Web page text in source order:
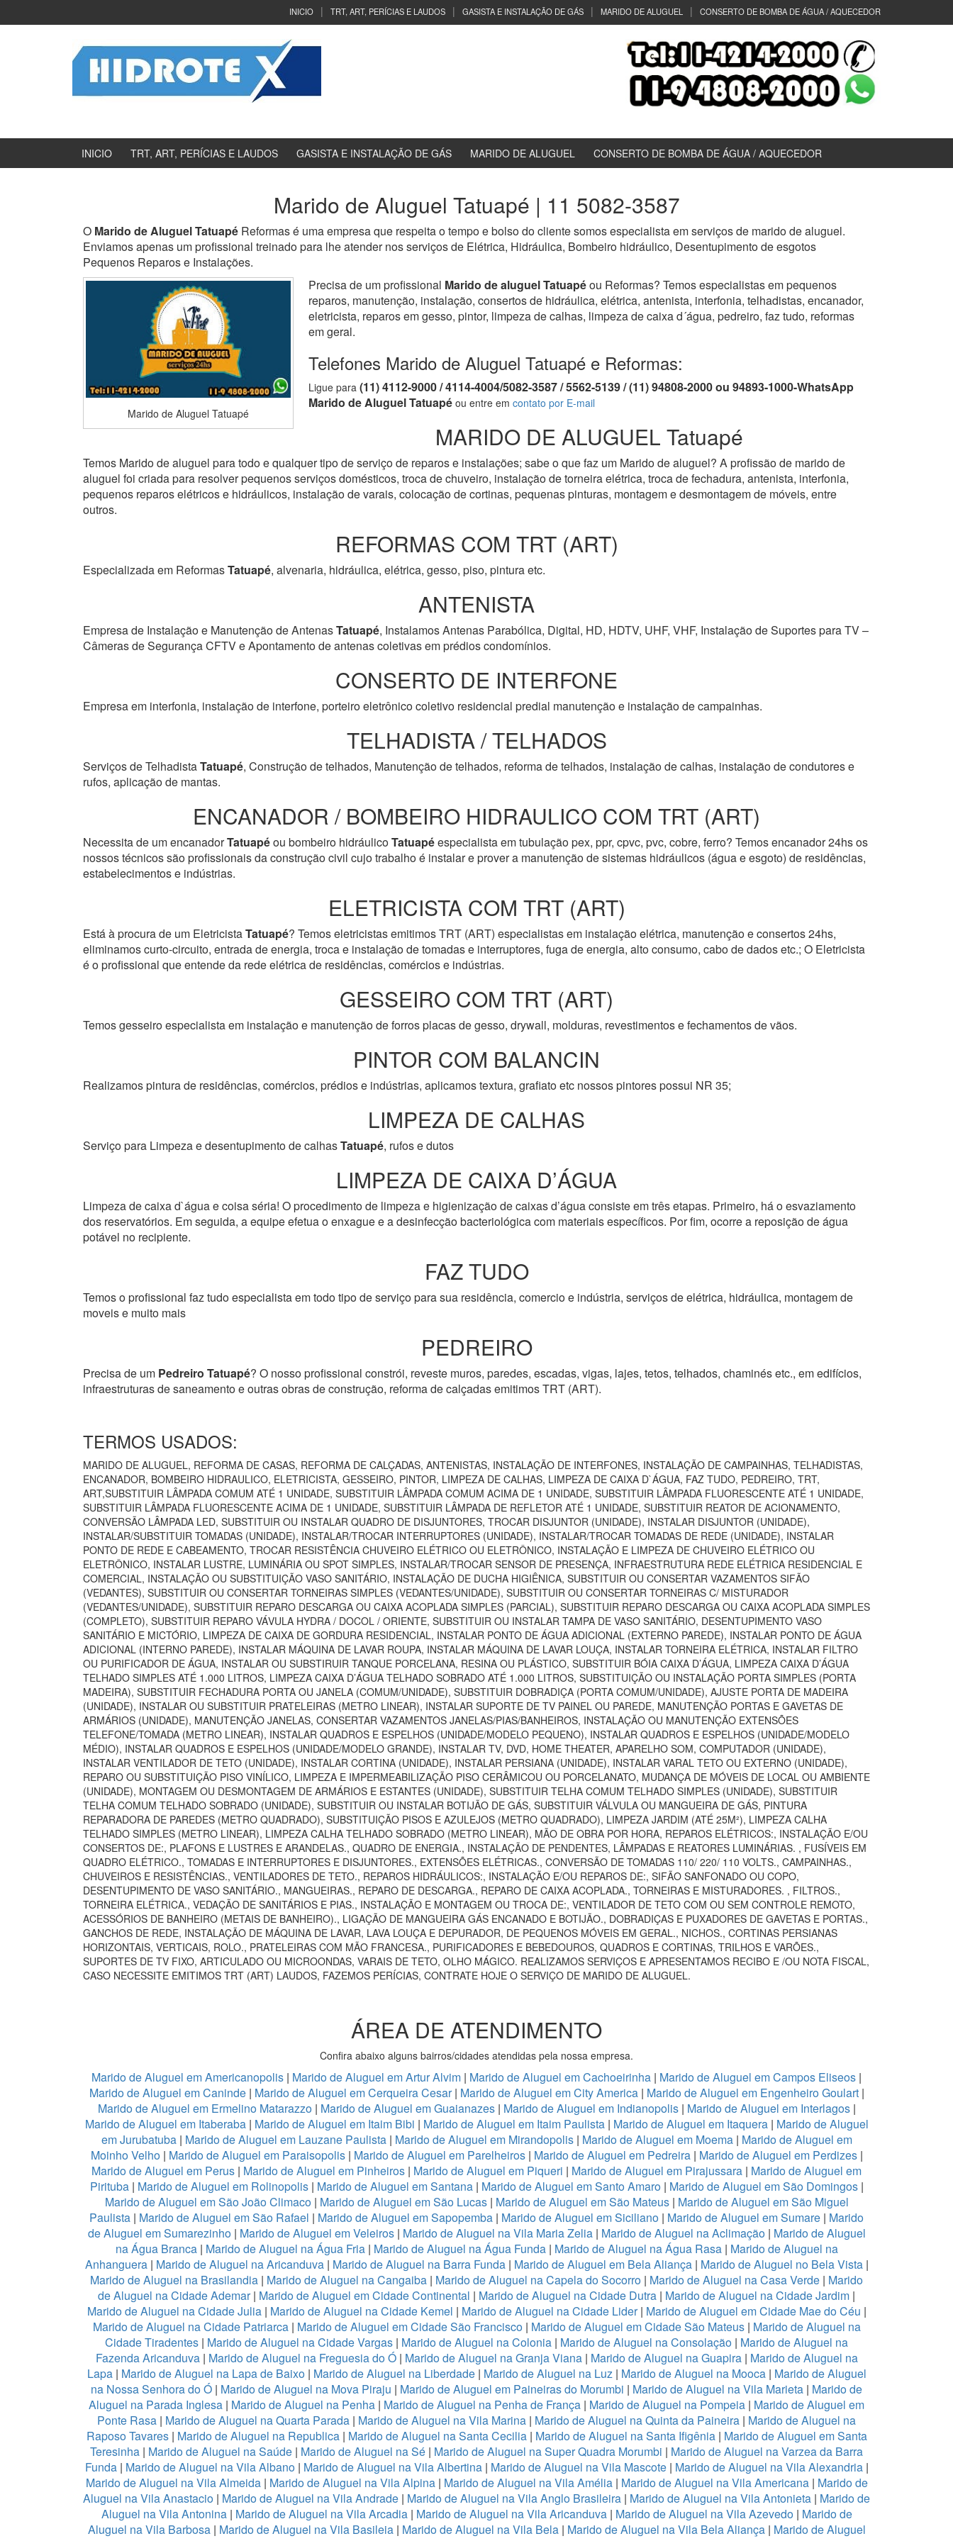
INICIO TRT, ART, PERÍCIAS E LAUDOS GASISTA E INSTALAÇÃO DE GÁS MARIDO DE ALUGUEL CONSERTO DE BOMBA DE ÁGUA / AQUECEDOR
INICIO TRT, ART, PERÍCIAS E LAUDOS GASISTA E INSTALAÇÃO DE GÁS MARIDO DE ALUGUEL CONSERTO DE BOMBA DE ÁGUA / AQUECEDOR
Marido de Aluguel Tatuapé | 11 5082-3587
O Marido de Aluguel Tatuapé Reformas é uma empresa que respeita o tempo e bolso do cliente somos especialista em serviços de marido de aluguel.
Enviamos apenas um profissional treinado para lhe atender nos serviços de Elétrica, Hidráulica, Bombeiro hidráulico, Desentupimento de esgotos
Pequenos Reparos e Instalações.
Marido de Aluguel Tatuapé
Precisa de um profissional Marido de aluguel Tatuapéou Reformas? Temos especialistas em pequenos
reparos, manutenção, instalação, consertos de hidráulica, elétrica, antenista, interfonia, telhadistas, encanador,
eletricista, reparos em gesso, pintor, limpeza de calhas, limpeza de caixa d´água, pedreiro, faz tudo, reformas
em geral.
Telefones Marido de Aluguel Tatuapé e Reformas:
Ligue para (11) 4112-9000 / 4114-4004/5082-3587 / 5562-5139 / (11) 94808-2000 ou 94893-1000-WhatsApp
Marido de Aluguel Tatuapé ou entre em contato por E-mail
MARIDO DE ALUGUEL Tatuapé
Temos Marido de aluguel para todo e qualquer tipo de serviço de reparos e instalações; sabe o que faz um Marido de aluguel? A profissão de marido de
aluguel foi criada para resolver pequenos serviços domésticos, troca de chuveiro, instalação de torneira elétrica, troca de fechadura, antenista, interfonia,
pequenos reparos elétricos e hidráulicos, instalação de varais, colocação de cortinas, pequenas pinturas, montagem e desmontagem de móveis, entre
outros.
REFORMAS COM TRT (ART)
Especializada em ReformasTatuapé, alvenaria, hidráulica, elétrica, gesso, piso, pintura etc.
ANTENISTA
Empresa de Instalação e Manutenção de AntenasTatuapé, Instalamos Antenas Parabólica, Digital, HD, HDTV, UHF, VHF, Instalação de Suportes para TV –
Câmeras de Segurança CFTV e Apontamento de antenas coletivas em prédios condomínios.
CONSERTO DE INTERFONE
Empresa em interfonia, instalação de interfone, porteiro eletrônico coletivo residencial predial manutenção e instalação de campainhas.
TELHADISTA / TELHADOS
Serviços de TelhadistaTatuapé, Construção de telhados, Manutenção de telhados, reforma de telhados, instalação de calhas, instalação de condutores e
rufos, aplicação de mantas.
ENCANADOR / BOMBEIRO HIDRAULICO COM TRT (ART)
Necessita de um encanadorTatuapéou bombeiro hidráulicoTatuapéespecialista em tubulação pex, ppr, cpvc, pvc, cobre, ferro? Temos encanador 24hs os
nossos técnicos são profissionais da construção civil cujo trabalho é instalar e prover a manutenção de sistemas hidráulicos (água e esgoto) de residências,
estabelecimentos e indústrias.
ELETRICISTA COM TRT (ART)
Está à procura de um EletricistaTatuapé? Temos eletricistas emitimos TRT (ART) especialistas em instalação elétrica, manutenção e consertos 24hs,
eliminamos curto-circuito, entrada de energia, troca e instalação de tomadas e interruptores, fuga de energia, alto consumo, cabo de dados etc.; O Eletricista
é o profissional que entende da rede elétrica de residências, comércios e indústrias.
GESSEIRO COM TRT (ART)
Temos gesseiro especialista em instalação e manutenção de forros placas de gesso, drywall, molduras, revestimentos e fechamentos de vãos.
PINTOR COM BALANCIN
Realizamos pintura de residências, comércios, prédios e indústrias, aplicamos textura, grafiato etc nossos pintores possui NR 35;
LIMPEZA DE CALHAS
Serviço para Limpeza e desentupimento de calhasTatuapé, rufos e dutos
LIMPEZA DE CAIXA D’ÁGUA
Limpeza de caixa d`água e coisa séria! O procedimento de limpeza e higienização de caixas d’água consiste em três etapas. Primeiro, há o esvaziamento
dos reservatórios. Em seguida, a equipe efetua o enxague e a desinfecção bacteriológica com materiais específicos. Por fim, ocorre a reposição de água
potável no recipiente.
FAZ TUDO
Temos o profissional faz tudo especialista em todo tipo de serviço para sua residência, comercio e indústria, serviços de elétrica, hidráulica, montagem de
moveis e muito mais
PEDREIRO
Precisa de um Pedreiro Tatuapé? O nosso profissional constrói, reveste muros, paredes, escadas, vigas, lajes, tetos, telhados, chaminés etc., em edifícios,
infraestruturas de saneamento e outras obras de construção, reforma de calçadas emitimos TRT (ART).
TERMOS USADOS:
MARIDO DE ALUGUEL, REFORMA DE CASAS, REFORMA DE CALÇADAS, ANTENISTAS, INSTALAÇÃO DE INTERFONES, INSTALAÇÃO DE CAMPAINHAS, TELHADISTAS,
ENCANADOR, BOMBEIRO HIDRAULICO, ELETRICISTA, GESSEIRO, PINTOR, LIMPEZA DE CALHAS, LIMPEZA DE CAIXA D`ÁGUA, FAZ TUDO, PEDREIRO, TRT,
ART,SUBSTITUIR LÂMPADA COMUM ATÉ 1 UNIDADE, SUBSTITUIR LÂMPADA COMUM ACIMA DE 1 UNIDADE, SUBSTITUIR LÂMPADA FLUORESCENTE ATÉ 1 UNIDADE,
SUBSTITUIR LÂMPADA FLUORESCENTE ACIMA DE 1 UNIDADE, SUBSTITUIR LÂMPADA DE REFLETOR ATÉ 1 UNIDADE, SUBSTITUIR REATOR DE ACIONAMENTO,
CONVERSÃO LÂMPADA LED, SUBSTITUIR OU INSTALAR QUADRO DE DISJUNTORES, TROCAR DISJUNTOR (UNIDADE), INSTALAR DISJUNTOR (UNIDADE),
INSTALAR/SUBSTITUIR TOMADAS (UNIDADE), INSTALAR/TROCAR INTERRUPTORES (UNIDADE), INSTALAR/TROCAR TOMADAS DE REDE (UNIDADE), INSTALAR
PONTO DE REDE E CABEAMENTO, TROCAR RESISTÊNCIA CHUVEIRO ELÉTRICO OU ELETRÔNICO, INSTALAÇÃO E LIMPEZA DE CHUVEIRO ELÉTRICO OU
ELETRÔNICO, INSTALAR LUSTRE, LUMINÁRIA OU SPOT SIMPLES, INSTALAR/TROCAR SENSOR DE PRESENÇA, INFRAESTRUTURA REDE ELÉTRICA RESIDENCIAL E
COMERCIAL, INSTALAÇÃO OU SUBSTITUIÇÃO VASO SANITÁRIO, INSTALAÇÃO DE DUCHA HIGIÊNICA, SUBSTITUIR OU CONSERTAR VAZAMENTOS SIFÃO
(VEDANTES), SUBSTITUIR OU CONSERTAR TORNEIRAS SIMPLES (VEDANTES/UNIDADE), SUBSTITUIR OU CONSERTAR TORNEIRAS C/ MISTURADOR
(VEDANTES/UNIDADE), SUBSTITUIR REPARO DESCARGA OU CAIXA ACOPLADA SIMPLES (PARCIAL), SUBSTITUIR REPARO DESCARGA OU CAIXA ACOPLADA SIMPLES
(COMPLETO), SUBSTITUIR REPARO VÁVULA HYDRA / DOCOL / ORIENTE, SUBSTITUIR OU INSTALAR TAMPA DE VASO SANITÁRIO, DESENTUPIMENTO VASO
SANITÁRIO E MICTÓRIO, LIMPEZA DE CAIXA DE GORDURA RESIDENCIAL, INSTALAR PONTO DE ÁGUA ADICIONAL (EXTERNO PAREDE), INSTALAR PONTO DE ÁGUA
ADICIONAL (INTERNO PAREDE), INSTALAR MÁQUINA DE LAVAR ROUPA, INSTALAR MÁQUINA DE LAVAR LOUÇA, INSTALAR TORNEIRA ELÉTRICA, INSTALAR FILTRO
OU PURIFICADOR DE ÁGUA, INSTALAR OU SUBSTIRUIR TANQUE PORCELANA, RESINA OU PLÁSTICO, SUBSTITUIR BÓIA CAIXA D’ÁGUA, LIMPEZA CAIXA D’ÁGUA
TELHADO SIMPLES ATÉ 1.000 LITROS, LIMPEZA CAIXA D’ÁGUA TELHADO SOBRADO ATÉ 1.000 LITROS, SUBSTITUIÇÃO OU INSTALAÇÃO PORTA SIMPLES (PORTA
MADEIRA), SUBSTITUIR FECHADURA PORTA OU JANELA (COMUM/UNIDADE), SUBSTITUIR DOBRADIÇA (PORTA COMUM/UNIDADE), AJUSTE PORTA DE MADEIRA
(UNIDADE), INSTALAR OU SUBSTITUIR PRATELEIRAS (METRO LINEAR), INSTALAR SUPORTE DE TV PAINEL OU PAREDE, MANUTENÇÃO PORTAS E GAVETAS DE
ARMÁRIOS (UNIDADE), MANUTENÇÃO JANELAS, CONSERTAR VAZAMENTOS JANELAS/PIAS/BANHEIROS, INSTALAÇÃO OU MANUTENÇÃO EXTENSÕES
TELEFONE/TOMADA (METRO LINEAR), INSTALAR QUADROS E ESPELHOS (UNIDADE/MODELO PEQUENO), INSTALAR QUADROS E ESPELHOS (UNIDADE/MODELO
MÉDIO), INSTALAR QUADROS E ESPELHOS (UNIDADE/MODELO GRANDE), INSTALAR TV, DVD, HOME THEATER, APARELHO SOM, COMPUTADOR (UNIDADE),
INSTALAR VENTILADOR DE TETO (UNIDADE), INSTALAR CORTINA (UNIDADE), INSTALAR PERSIANA (UNIDADE), INSTALAR VARAL TETO OU EXTERNO (UNIDADE),
REPARO OU SUBSTITUIÇÃO PISO VINÍLICO, LIMPEZA E IMPERMEABILIZAÇÃO PISO CERÂMICOU OU PORCELANATO, MUDANÇA DE MÓVEIS DE LOCAL OU AMBIENTE
(UNIDADE), MONTAGEM OU DESMONTAGEM DE ARMÁRIOS E ESTANTES (UNIDADE), SUBSTITUIR TELHA COMUM TELHADO SIMPLES (UNIDADE), SUBSTITUIR
TELHA COMUM TELHADO SOBRADO (UNIDADE), SUBSTITUIR OU INSTALAR BOTIJÃO DE GÁS, SUBSTITUIR VÁLVULA OU MANGUEIRA DE GÁS, PINTURA
REPARADORA DE PAREDES (METRO QUADRADO), SUBSTITUIÇÃO PISOS E AZULEJOS (METRO QUADRADO), LIMPEZA JARDIM (ATÉ 25M²), LIMPEZA CALHA
TELHADO SIMPLES (METRO LINEAR), LIMPEZA CALHA TELHADO SOBRADO (METRO LINEAR), MÃO DE OBRA POR HORA, REPAROS ELÉTRICOS:, INSTALAÇÃO E/OU
CONSERTOS DE:, PLAFONS E LUSTRES E ARANDELAS., QUADRO DE ENERGIA., INSTALAÇÃO DE PENDENTES, LÂMPADAS E REATORES LUMINÁRIAS. , FUSÍVEIS EM
QUADRO ELÉTRICO., TOMADAS E INTERRUPTORES E DISJUNTORES., EXTENSÕES ELÉTRICAS., CONVERSÃO DE TOMADAS 110/ 220/ 110 VOLTS., CAMPAINHAS.,
CHUVEIROS E RESISTÊNCIAS., VENTILADORES DE TETO., REPAROS HIDRÁULICOS:, INSTALAÇÃO E/OU REPAROS DE:, SIFÃO SANFONADO OU COPO,
DESENTUPIMENTO DE VASO SANITÁRIO., MANGUEIRAS., REPARO DE DESCARGA., REPARO DE CAIXA ACOPLADA., TORNEIRAS E MISTURADORES. , FILTROS.,
TORNEIRA ELÉTRICA., VEDAÇÃO DE SANITÁRIOS E PIAS., INSTALAÇÃO E MONTAGEM OU TROCA DE:, VENTILADOR DE TETO COM OU SEM CONTROLE REMOTO,
ACESSÓRIOS DE BANHEIRO (METAIS DE BANHEIRO)., LIGAÇÃO DE MANGUEIRA GÁS ENCANADO E BOTIJÃO., DOBRADIÇAS E PUXADORES DE GAVETAS E PORTAS.,
GANCHOS DE REDE, INSTALAÇÃO DE MÁQUINA DE LAVAR, LAVA LOUÇA E DEPURADOR, DE PEQUENOS MÓVEIS EM GERAL., NICHOS., CORTINAS PERSIANAS
HORIZONTAIS, VERTICAIS, ROLO., PRATELEIRAS COM MÃO FRANCESA., PURIFICADORES E BEBEDOUROS, QUADROS E CORTINAS, TRILHOS E VARÕES.,
SUPORTES DE TV FIXO, ARTICULADO OU MICROONDAS, VARAIS DE TETO, OLHO MÁGICO. REALIZAMOS SERVIÇOS E APRESENTAMOS RECIBO E /OU NOTA FISCAL,
CASO NECESSITE EMITIMOS TRT (ART) LAUDOS, FAZEMOS PERÍCIAS, CONTRATE HOJE O SERVIÇO DE MARIDO DE ALUGUEL.
ÁREA DE ATENDIMENTO
Confira abaixo alguns bairros/cidades atendidas pela nossa empresa.
Marido de Aluguel em Americanopolis | Marido de Aluguel em Artur Alvim | Marido de Aluguel em Cachoeirinha | Marido de Aluguel em Campos Eliseos |
Marido de Aluguel em Caninde| Marido de Aluguel em Cerqueira Cesar| Marido de Aluguel em City America | Marido de Aluguel em Engenheiro Goulart |
Marido de Aluguel em Ermelino Matarazzo | Marido de Aluguel em Guaianazes| Marido de Aluguel em Indianopolis| Marido de Aluguel em Interlagos|
Marido de Aluguel em Itaberaba| Marido de Aluguel em Itaim Bibi | Marido de Aluguel em Itaim Paulista | Marido de Aluguel em Itaquera| Marido de Aluguel
em Jurubatuba| Marido de Aluguel em Lauzane Paulista | Marido de Aluguel em Mirandopolis| Marido de Aluguel em Moema| Marido de Aluguel em
Moinho Velho | Marido de Aluguel em Paraisopolis| Marido de Aluguel em Parelheiros| Marido de Aluguel em Pedreira| Marido de Aluguel em Perdizes|
Marido de Aluguel em Perus | Marido de Aluguel em Pinheiros | Marido de Aluguel em Piqueri | Marido de Aluguel em Pirajussara | Marido de Aluguel em
Pirituba| Marido de Aluguel em Rolinopolis| Marido de Aluguel em Santana| Marido de Aluguel em Santo Amaro| Marido de Aluguel em São Domingos|
Marido de Aluguel em São João Climaco| Marido de Aluguel em São Lucas| Marido de Aluguel em São Mateus | Marido de Aluguel em São Miguel
Paulista | Marido de Aluguel em São Rafael | Marido de Aluguel em Sapopemba | Marido de Aluguel em Siciliano | Marido de Aluguel em Sumare | Marido
de Aluguel em Sumarezinho| Marido de Aluguel em Veleiros| Marido de Aluguel na Vila Maria Zelia| Marido de Aluguel na Aclimação| Marido de Aluguel
na Água Branca| Marido de Aluguel na Água Fria| Marido de Aluguel na Água Funda| Marido de Aluguel na Água Rasa | Marido de Aluguel na
Anhanguera| Marido de Aluguel na Aricanduva| Marido de Aluguel na Barra Funda | Marido de Aluguel em Bela Aliança | Marido de Aluguel no Bela Vista|
Marido de Aluguel na Brasilandia | Marido de Aluguel na Cangaiba | Marido de Aluguel na Capela do Socorro | Marido de Aluguel na Casa Verde | Marido
de Aluguel na Cidade Ademar| Marido de Aluguel em Cidade Continental | Marido de Aluguel na Cidade Dutra | Marido de Aluguel na Cidade Jardim |
Marido de Aluguel na Cidade Julia | Marido de Aluguel na Cidade Kemel | Marido de Aluguel na Cidade Lider| Marido de Aluguel em Cidade Mae do Céu |
Marido de Aluguel na Cidade Patriarca| Marido de Aluguel em Cidade São Francisco | Marido de Aluguel em Cidade São Mateus| Marido de Aluguel na
Cidade Tiradentes | Marido de Aluguel na Cidade Vargas | Marido de Aluguel na Colonia | Marido de Aluguel na Consolação | Marido de Aluguel na
Fazenda Aricanduva| Marido de Aluguel na Freguesia do Ó| Marido de Aluguel na Granja Viana| Marido de Aluguel na Guapira| Marido de Aluguel na
Lapa| Marido de Aluguel na Lapa de Baixo | Marido de Aluguel na Liberdade | Marido de Aluguel na Luz| Marido de Aluguel na Mooca| Marido de Aluguel
na Nossa Senhora do Ó | Marido de Aluguel na Mova Piraju | Marido de Aluguel em Paineiras do Morumbi | Marido de Aluguel na Vila Marieta | Marido de
Aluguel na Parada Inglesa | Marido de Aluguel na Penha | Marido de Aluguel na Penha de França | Marido de Aluguel na Pompeia | Marido de Aluguel em
Ponte Rasa | Marido de Aluguel na Quarta Parada | Marido de Aluguel na Vila Marina | Marido de Aluguel na Quinta da Paineira | Marido de Aluguel na
Raposo Tavares| Marido de Aluguel na Republica| Marido de Aluguel na Santa Cecilia| Marido de Aluguel na Santa Ifigênia | Marido de Aluguel em Santa
Teresinha | Marido de Aluguel na Saúde | Marido de Aluguel na Sé | Marido de Aluguel na Super Quadra Morumbi | Marido de Aluguel na Varzea da Barra
Funda| Marido de Aluguel na Vila Albano| Marido de Aluguel na Vila Albertina| Marido de Aluguel na Vila Mascote| Marido de Aluguel na Vila Alexandria|
Marido de Aluguel na Vila Almeida | Marido de Aluguel na Vila Alpina | Marido de Aluguel na Vila Amélia | Marido de Aluguel na Vila Americana| Marido de
Aluguel na Vila Anastacio | Marido de Aluguel na Vila Andrade | Marido de Aluguel na Vila Anglo Brasileira | Marido de Aluguel na Vila Antonieta | Marido de
Aluguel na Vila Antonina| Marido de Aluguel na Vila Arcadia | Marido de Aluguel na Vila Aricanduva| Marido de Aluguel na Vila Azevedo| Marido de
Aluguel na Vila Barbosa| Marido de Aluguel na Vila Basileia| Marido de Aluguel na Vila Bela| Marido de Aluguel na Vila Bela Aliança| Marido de Aluguel